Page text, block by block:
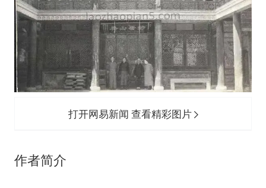
打开网易新闻 查看精彩图片
作者简介